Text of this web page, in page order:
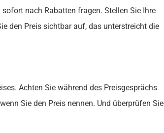
nach Rabatten fragen. Stellen Sie Ihre
den Preis sichtbar auf, das unterstreicht die
Achten Sie während des Preisgesprächs
Sie den Preis nennen. Und überprüfen Sie